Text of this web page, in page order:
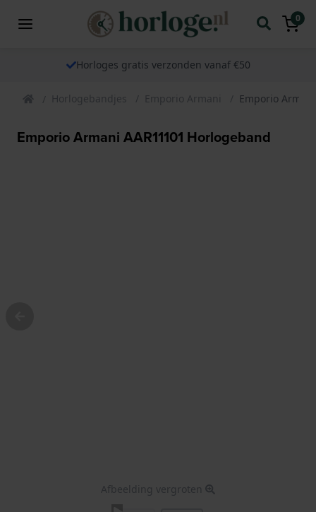
0
Horloges gratis verzonden vanaf €50
Horlogebandjes Emporio Armani Emporio
Emporio Armani AAR11101 Horlogeband
Afbeelding vergroten